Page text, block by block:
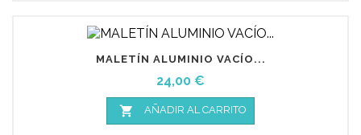
MALETÍN ALUMINIO VACÍO...
Precio
24,00 €
 AÑADIR AL CARRITO